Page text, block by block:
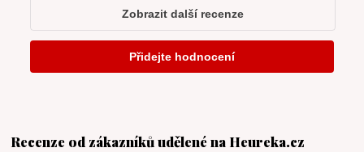
Recenze od zákazníků udělené na Heureka.cz